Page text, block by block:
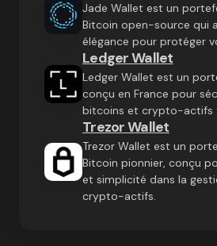
Jade Wallet est un
Bitcoin open-source qui
élégance pour protéger
Ledger Wallet
Ledger Wallet est un
conçu en France pour
bitcoins et crypto-actifs
Trezor Wallet
Trezor Wallet est un
Bitcoin pionnier, conçu
et simplicité dans la
crypto-actifs.